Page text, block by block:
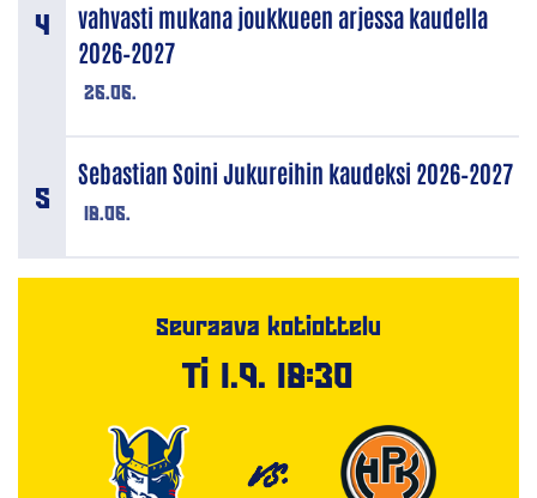
26.06.
vahvasti mukana joukkueen arjessa kaudella
2026–2027
18.06.
Sebastian Soini Jukureihin kaudeksi 2026–2027
Seuraava kotiottelu
Ti 1.9. 18:30
VS.